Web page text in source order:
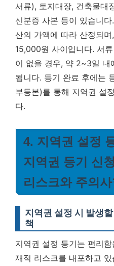
서류), 토지대장, 건축물대
신분증 사본 등이 있습니
산의 가액에 따라 산정되
15,000원 사이입니다. 서
이 없을 경우, 약 2~3일 내
됩니다. 등기 완료 후에는
부등본)를 통해 지역권 설
다.
4. 지역권 설정
지역권 등기 신
리스크와 주의
지역권 설정 시 발생
책
지역권 설정 등기는 편리
재적 리스크를 내포하고